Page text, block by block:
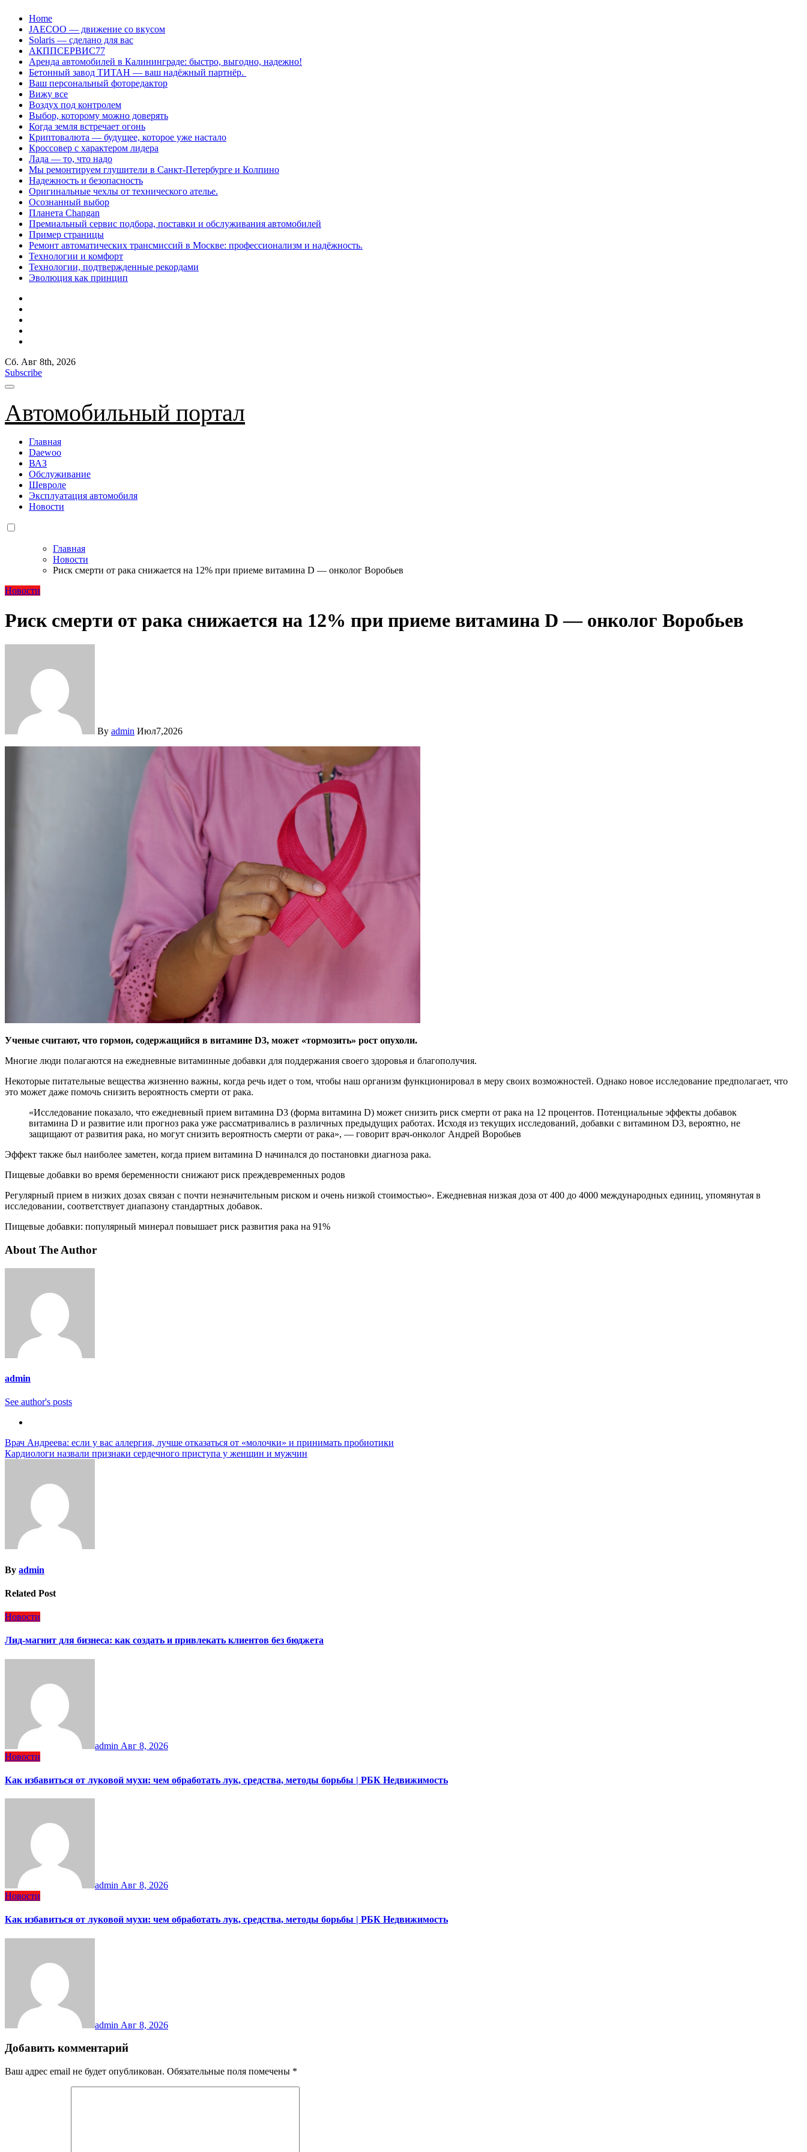
Перейти
содержанию
Home
JAECOO — движение со вкусом
Solaris — сделано для вас
АКППСЕРВИС77
Аренда автомобилей в Калининграде: быстро, выгодно, надежно!
Бетонный завод ТИТАН — ваш надёжный партнёр.
Ваш персональный фоторедактор
Вижу все
Воздух под контролем
Выбор, которому можно доверять
Когда земля встречает огонь
Криптовалюта — будущее, которое уже настало
Кроссовер с характером лидера
Лада — то, что надо
Мы ремонтируем глушители в Санкт-Петербурге и Колпино
Надежность и безопасность
Оригинальные чехлы от технического ателье.
Осознанный выбор
Планета Changan
Премиальный сервис подбора, поставки и обслуживания автомобилей
Пример страницы
Ремонт автоматических трансмиссий в Москве: профессионализм и надёжность.
Технологии и комфорт
Технологии, подтвержденные рекордами
Эволюция как принцип
Сб. Авг 8th, 2026
Subscribe
Автомобильный портал
Главная
Daewoo
ВАЗ
Обслуживание
Шевроле
Эксплуатация автомобиля
Новости
Главная
Новости
Риск смерти от рака снижается на 12% при приеме витамина D — онколог Воробьев
Новости
Риск смерти от рака снижается на 12% при приеме витамина D — онколог Воробьев
By admin Июл7,2026
Ученые считают, что гормон, содержащийся в витамине D3, может «тормозить» рост опухоли.
Многие люди полагаются на ежедневные витаминные добавки для поддержания своего здоровья и благополучия.
Некоторые питательные вещества жизненно важны, когда речь идет о том, чтобы наш организм функционировал в меру своих возможностей. Однако новое исследование предполагает, что
это может даже помочь снизить вероятность смерти от рака.
«Исследование показало, что ежедневный прием витамина D3 (форма витамина D) может снизить риск смерти от рака на 12 процентов. Потенциальные эффекты добавок
витамина D и развитие или прогноз рака уже рассматривались в различных предыдущих работах. Исходя из текущих исследований, добавки с витамином D3, вероятно, не
защищают от развития рака, но могут снизить вероятность смерти от рака», — говорит врач-онколог Андрей Воробьев
Эффект также был наиболее заметен, когда прием витамина D начинался до постановки диагноза рака.
Пищевые добавки во время беременности снижают риск преждевременных родов
Регулярный прием в низких дозах связан с почти незначительным риском и очень низкой стоимостью». Ежедневная низкая доза от 400 до 4000 международных единиц, упомянутая в
исследовании, соответствует диапазону стандартных добавок.
Пищевые добавки: популярный минерал повышает риск развития рака на 91%
About The Author
admin
See author's posts
Навигация
по
Врач Андреева: если у вас аллергия, лучше отказаться от «молочки» и принимать пробиотики
Кардиологи назвали признаки сердечного приступа у женщин и мужчин
By admin
Related Post
Новости
Лид-магнит для бизнеса: как создать и привлекать клиентов без бюджета
admin Авг 8, 2026
Новости
Как избавиться от луковой мухи: чем обработать лук, средства, методы борьбы | РБК Недвижимость
admin Авг 8, 2026
Новости
Как избавиться от луковой мухи: чем обработать лук, средства, методы борьбы | РБК Недвижимость
admin Авг 8, 2026
Добавить комментарий
Ваш адрес email не будет опубликован. Обязательные поля помечены *